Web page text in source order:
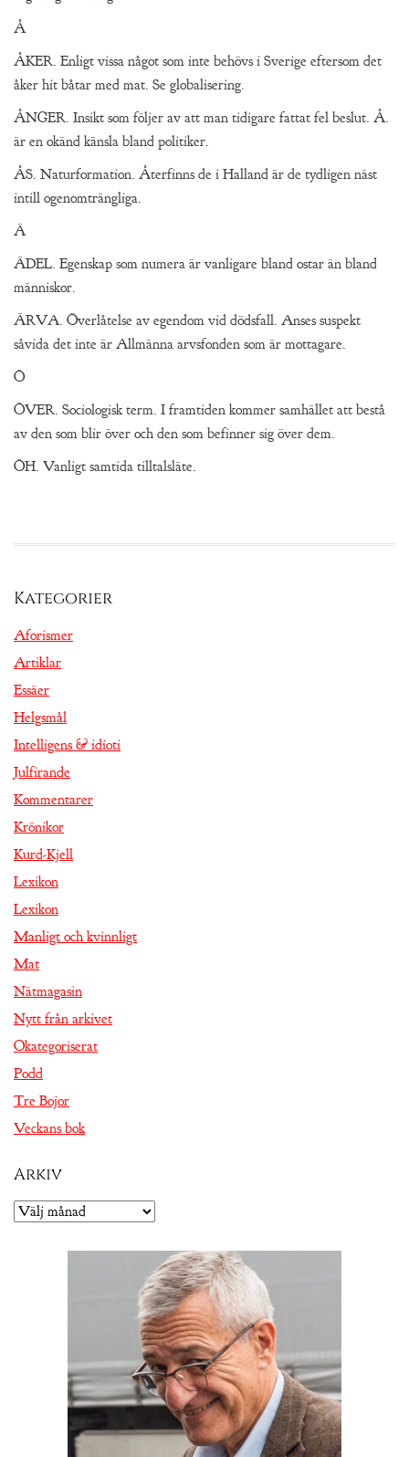
Å
ÅKER. Enligt vissa något som inte behövs i Sverige eftersom det
åker hit båtar med mat. Se globalisering.
ÅNGER. Insikt som följer av att man tidigare fattat fel beslut. Å.
är en okänd känsla bland politiker.
ÅS. Naturformation. Återfinns de i Halland är de tydligen näst
intill ogenomträngliga.
Ä
ÄDEL. Egenskap som numera är vanligare bland ostar än bland
människor.
ÄRVA. Överlåtelse av egendom vid dödsfall. Anses suspekt
såvida det inte är Allmänna arvsfonden som är mottagare.
Ö
ÖVER. Sociologisk term. I framtiden kommer samhället att bestå
av den som blir över och den som befinner sig över dem.
ÖH. Vanligt samtida tilltalsläte.
Kategorier
Aforismer
Artiklar
Essäer
Helgsmål
Intelligens & idioti
Julfirande
Kommentarer
Krönikor
Kurd-Kjell
Lexikon
Lexikon
Manligt och kvinnligt
Mat
Nätmagasin
Nytt från arkivet
Okategoriserat
Podd
Tre Bojor
Veckans bok
Arkiv
Arkiv